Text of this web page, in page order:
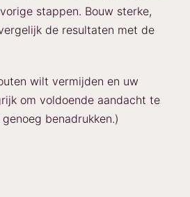
stappen. Bouw sterke,
de resultaten met de
wilt vermijden en uw
om voldoende aandacht te
benadrukken.)